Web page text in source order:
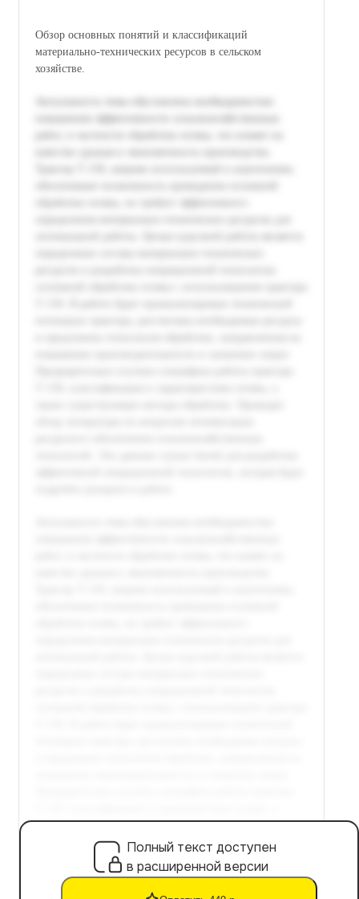
Обзор основных понятий и классификаций
материально-технических ресурсов в сельском
хозяйстве.
Полный текст доступен
в расширенной версии